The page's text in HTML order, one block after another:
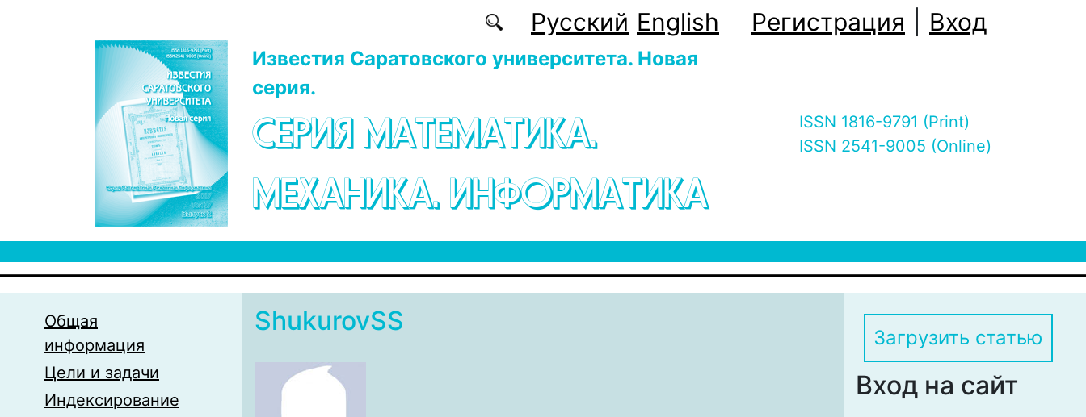
Русский English Регистрация Вход
Известия Саратовского университета. Новая
серия.
СЕРИЯ МАТЕМАТИКА.
МЕХАНИКА. ИНФОРМАТИКА
ISSN 1816-9791 (Print)
ISSN 2541-9005 (Online)
Общая
информация
Цели и задачи
Индексирование
ShukurovSS
Загрузить статью
Вход на сайт